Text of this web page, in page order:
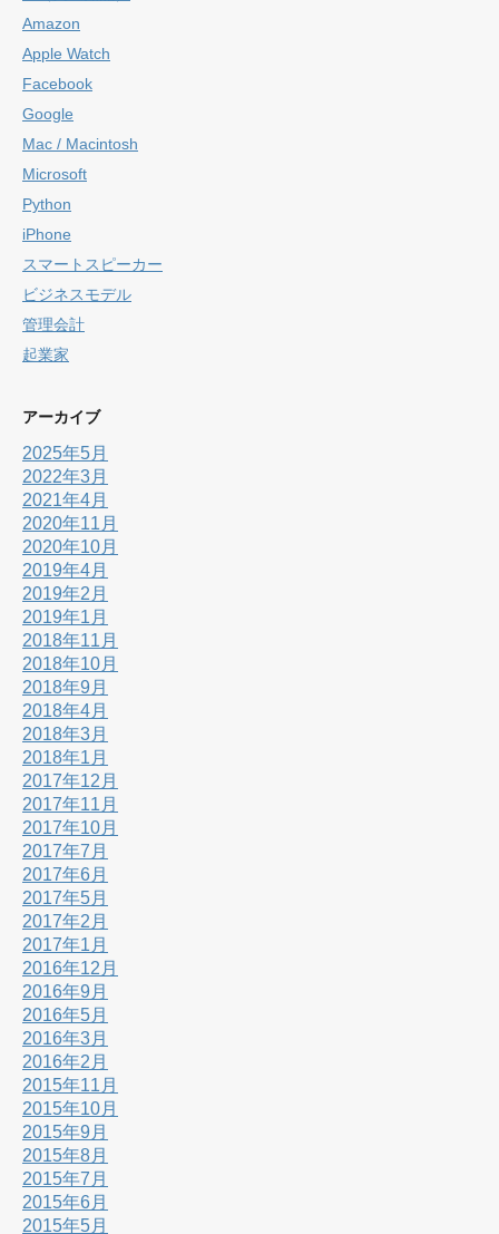
Amazon
Apple Watch
Facebook
Google
Mac / Macintosh
Microsoft
Python
iPhone
スマートスピーカー
ビジネスモデル
管理会計
起業家
アーカイブ
2025年5月
2022年3月
2021年4月
2020年11月
2020年10月
2019年4月
2019年2月
2019年1月
2018年11月
2018年10月
2018年9月
2018年4月
2018年3月
2018年1月
2017年12月
2017年11月
2017年10月
2017年7月
2017年6月
2017年5月
2017年2月
2017年1月
2016年12月
2016年9月
2016年5月
2016年3月
2016年2月
2015年11月
2015年10月
2015年9月
2015年8月
2015年7月
2015年6月
2015年5月